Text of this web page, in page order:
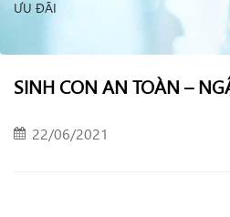
ƯU ĐÃI
SINH CON AN TOÀN –
22/06/2021